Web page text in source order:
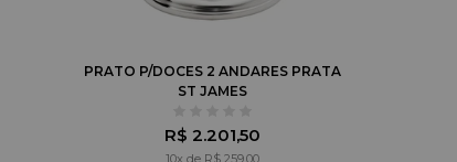
PRATO P/DOCES 2 ANDARES PRATA
ST JAMES
R$ 2.201,50
10x de R$ 259,00